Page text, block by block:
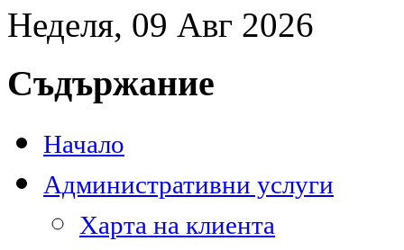
Неделя, 09 Авг 2026
Съдържание
Начало
Административни услуги
Харта на клиента